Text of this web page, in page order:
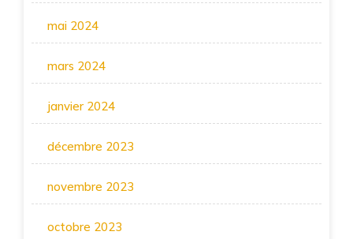
mai 2024
mars 2024
janvier 2024
décembre 2023
novembre 2023
octobre 2023